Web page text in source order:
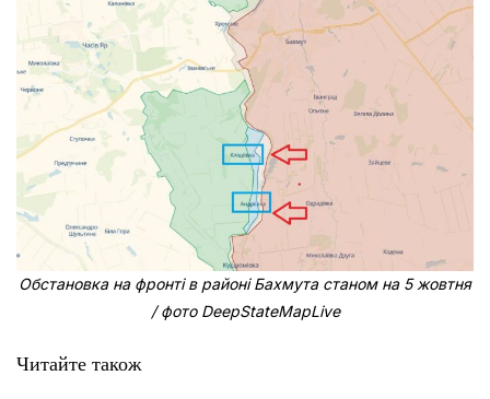
Обстановка на фронті в районі Бахмута станом на 5 жовтня
/ фото DeepStateMapLive
Читайте також